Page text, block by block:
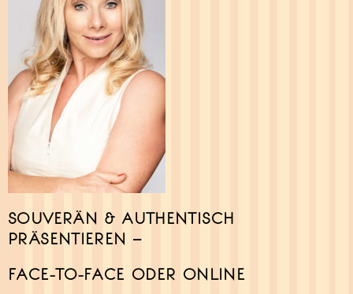
SOUVERÄN & AUTHENTISCH
PRÄSENTIEREN –
FACE-TO-FACE ODER ONLINE